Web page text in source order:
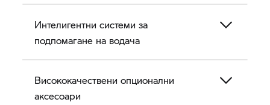
Интелигентни системи за
подпомагане на водача
Висококачествени опционални
аксесоари